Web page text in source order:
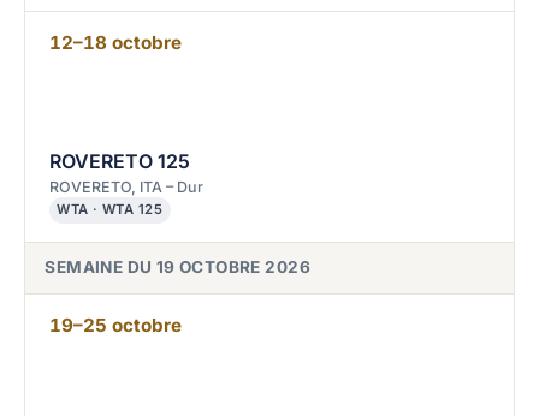
12–18 octobre
ROVERETO 125
ROVERETO, ITA – Dur
WTA · WTA 125
SEMAINE DU 19 OCTOBRE 2026
19–25 octobre